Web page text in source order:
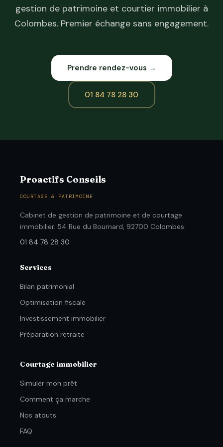
gestion de patrimoine et courtier immobilier à
Colombes. Premier échange sans engagement.
Prendre rendez-vous →
01 84 78 28 30
Proactifs Conseils
COURTAGE & PATRIMOINE
Cabinet de gestion de patrimoine et de courtage
immobilier. 54 Rue du Bournard, 92700 Colombes.
01 84 78 28 30
Services
Bilan patrimonial
Optimisation fiscale
Investissement immobilier
Préparation retraite
Courtage immobilier
Simuler mon prêt
Comment ça marche
Nos atouts
FAQ